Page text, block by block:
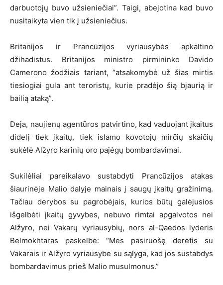
darbuotojų buvo užsieniečiai”. Taigi, abejotina kad buvo
nusitaikyta vien tik į užsieniečius.
Britanijos ir Prancūzijos vyriausybės apkaltino
džihadistus. Britanijos ministro pirmininko Davido
Camerono žodžiais tariant, “atsakomybė už šias mirtis
tiesiogiai gula ant teroristų, kurie pradėjo šią bjaurią ir
bailią ataką”.
Deja, naujienų agentūros patvirtino, kad vaduojant įkaitus
didelį tiek įkaitų, tiek islamo kovotojų mirčių skaičių
sukėlė Alžyro karinių oro pajėgų bombardavimai.
Sukilėliai pareikalavo sustabdyti Prancūzijos atakas
šiaurinėje Malio dalyje mainais į saugų įkaitų gražinimą.
Tačiau derybos su pagrobėjais, kurios būtų galėjusios
išgelbėti įkaitų gyvybes, nebuvo rimtai apgalvotos nei
Alžyro, nei Vakarų vyriausybių, nors al-Qaedos lyderis
Belmokhtaras paskelbė: “Mes pasiruošę derėtis su
Vakarais ir Alžyro vyriausybe su sąlyga, kad jos sustabdys
bombardavimus prieš Malio musulmonus.”